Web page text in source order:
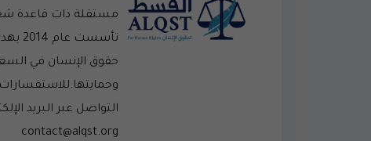
مستقلة ذات قاعدة
تأسست
حقوق الإنسان في
التواصل عبر البريد
contact@alqst.org